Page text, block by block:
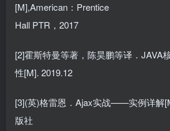
[M],American：Prentice
Hall PTR，2017
[2]霍斯特曼等著，陈昊鹏等译．JAVA
性[M]. 2019.12
[3](英)格雷恩．Ajax实战——实例详解
版社